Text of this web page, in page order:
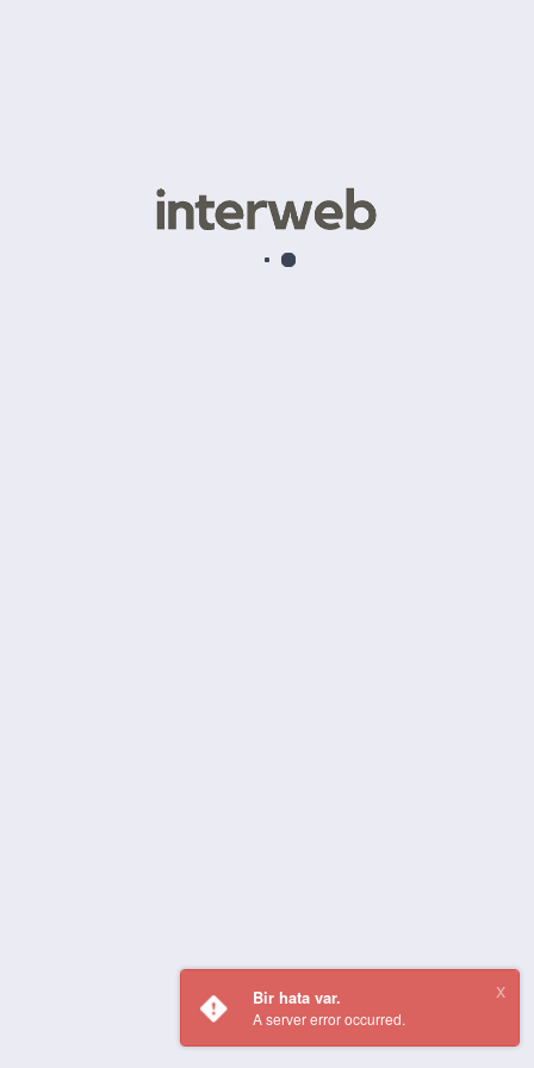
Bir hata var.
A server error occurred.